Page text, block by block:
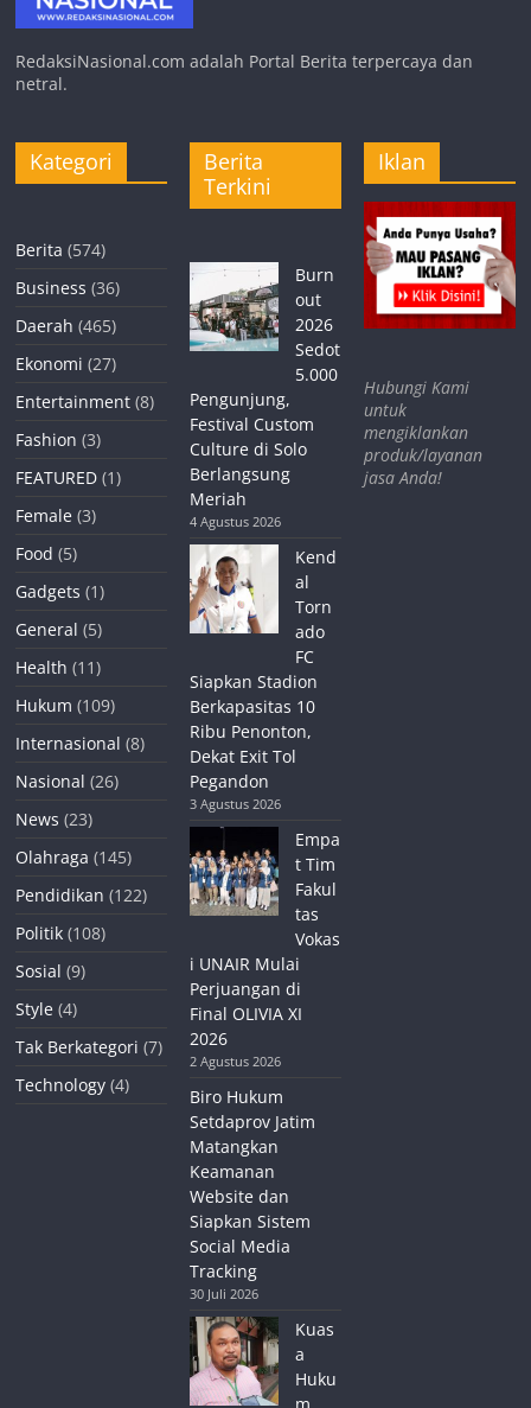
RedaksiNasional.com adalah Portal Berita terpercaya dan
netral.
Kategori
Berita (574)
Business (36)
Daerah (465)
Ekonomi (27)
Entertainment (8)
Fashion (3)
FEATURED (1)
Female (3)
Food (5)
Gadgets (1)
General (5)
Health (11)
Hukum (109)
Internasional (8)
Nasional (26)
News (23)
Olahraga (145)
Pendidikan (122)
Politik (108)
Sosial (9)
Style (4)
Tak Berkategori (7)
Technology (4)
Berita
Terkini
Burn
out
2026
Sedot
5.000
Pengunjung,
Festival Custom
Culture di Solo
Berlangsung
Meriah
4 Agustus 2026
Kend
al
Torn
ado
FC
Siapkan Stadion
Berkapasitas 10
Ribu Penonton,
Dekat Exit Tol
Pegandon
3 Agustus 2026
Empa
t Tim
Fakul
tas
Vokas
i UNAIR Mulai
Perjuangan di
Final OLIVIA XI
2026
2 Agustus 2026
Biro Hukum
Setdaprov Jatim
Matangkan
Keamanan
Website dan
Siapkan Sistem
Social Media
Tracking
30 Juli 2026
Kuas
a
Huku
Iklan
Hubungi Kami
untuk
mengiklankan
produk/layanan
jasa Anda!